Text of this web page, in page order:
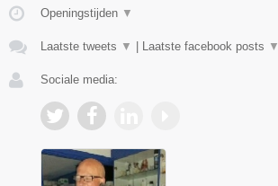
Openingstijden ▼
Laatste tweets ▼ Laatste facebook posts ▼
Sociale media: